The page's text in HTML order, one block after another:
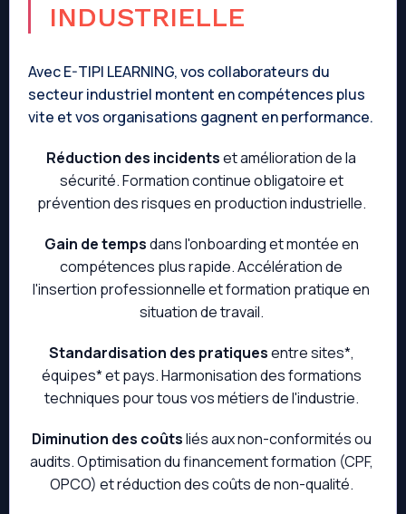
INDUSTRIELLE
Avec E-TIPI LEARNING, vos collaborateurs du
secteur industriel montent en compétences plus
vite et vos organisations gagnent en performance.
Réduction des incidentset amélioration de la
sécurité. Formation continue obligatoire et
prévention des risques en production industrielle.
Gain de tempsdans l'onboarding et montée en
compétences plus rapide. Accélération de
l'insertion professionnelle et formation pratique en
situation de travail.
Standardisation des pratiquesentre sites*,
équipes* et pays. Harmonisation des formations
techniques pour tous vos métiers de l'industrie.
Diminution des coûtsliés aux non-conformités ou
audits. Optimisation du financement formation (CPF,
OPCO) et réduction des coûts de non-qualité.